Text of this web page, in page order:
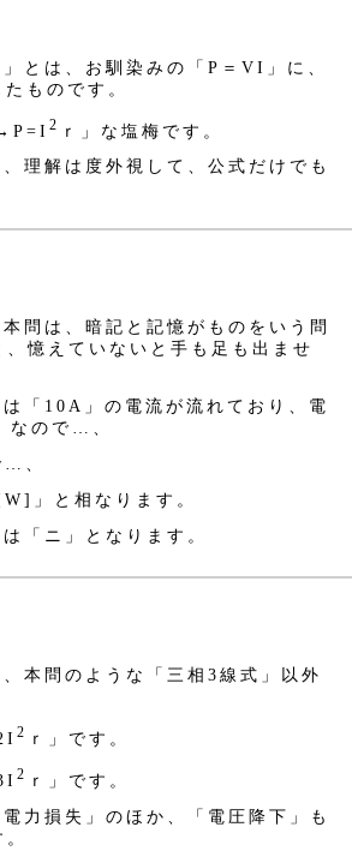
」とは、お馴染みの「P＝VI」に、
ものです。
2 ｒ」な塩梅です。
理解は度外視して、公式だけでも
問は、暗記と記憶がものをいう問
憶えていないと手も足も出ませ
「10A」の電流が流れており、電
なので…、
、
」と相なります。
「ニ」となります。
本問のような「三相3線式」以外
2 ｒ」です。
2 ｒ」です。
力損失」のほか、「電圧降下」も